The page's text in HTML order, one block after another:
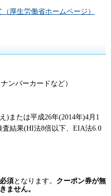
厚生労働省ホームページ）
ンバーカードなど）
)または平成26年(2014年)4月1
結果(HI法8倍以下、EIA法6.0
須となります。 クーポン券が無
ません。